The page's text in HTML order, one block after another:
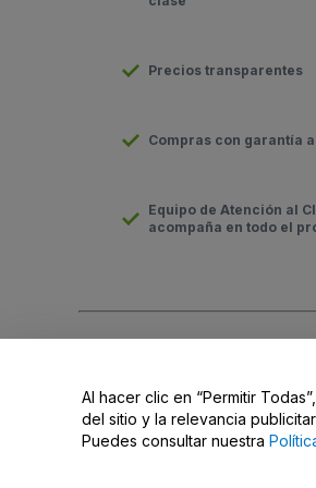
Precios transparentes
Compras con garantía
Equipo de Atención al
acompaña en todo el
No compartir mi información
Al hacer clic en “Permitir
del sitio y la relevancia
Puedes consultar nuestra